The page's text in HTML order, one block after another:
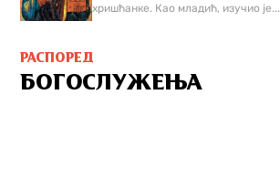
хришћанке. Као младић, изучио је...
РАСПОРЕД
БОГОСЛУЖЕЊА